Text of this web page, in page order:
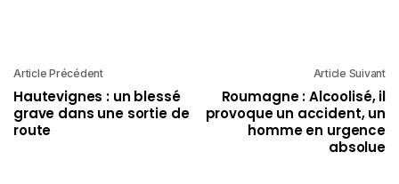
Article Précédent
Hautevignes : un blessé
grave dans une sortie de
route
Article Suivant
Roumagne : Alcoolisé, il
provoque un accident, un
homme en urgence
absolue